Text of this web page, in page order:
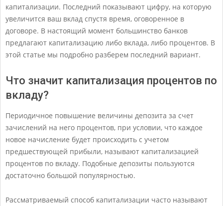
капитализации. Последний показывают цифру, на которую
увеличится ваш вклад спустя время, оговоренное в
договоре. В настоящий момент большинство банков
предлагают капитализацию либо вклада, либо процентов. В
этой статье мы подробно разберем последний вариант.
Что значит капитализация процентов по
вкладу?
Периодичное повышение величины депозита за счет
зачислений на него процентов, при условии, что каждое
новое начисление будет происходить с учетом
предшествующей прибыли, называют капитализацией
процентов по вкладу. Подобные депозиты пользуются
достаточно большой популярностью.
Рассматриваемый способ капитализации часто называют